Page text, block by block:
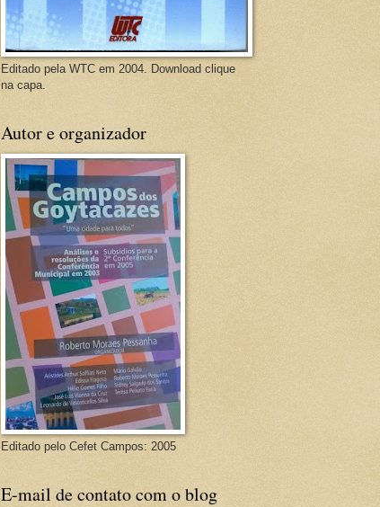
Editado pela WTC em 2004. Download clique
na capa.
Autor e organizador
Editado pelo Cefet Campos: 2005
E-mail de contato com o blog